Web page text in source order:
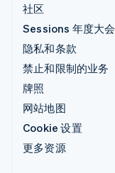
社区
Sessions 年度大会
隐私和条款
禁止和限制的业务
牌照
网站地图
Cookie 设置
更多资源